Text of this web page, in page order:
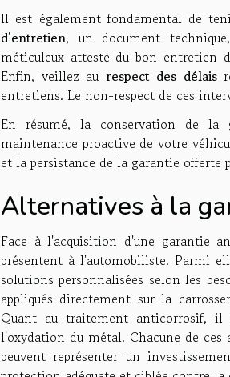
Il est également fondamental de
d'entretien, un document
méticuleux atteste du bon entretien
Enfin, veillez au respect des délais
entretiens. Le non-respect de ces
En résumé, la conservation de la
maintenance proactive de votre
et la persistance de la garantie offerte
Alternatives à la
Face à l'acquisition d'une garantie
présentent à l'automobiliste. Parmi
solutions personnalisées selon les
appliqués directement sur la
Quant au traitement anticorrosif, il
l'oxydation du métal. Chacune de ces
peuvent représenter un